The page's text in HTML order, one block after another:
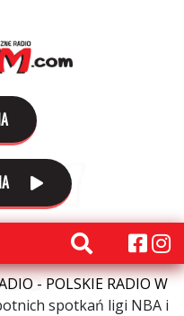
- POLSKIE RADIO W
spotkań ligi NBA i